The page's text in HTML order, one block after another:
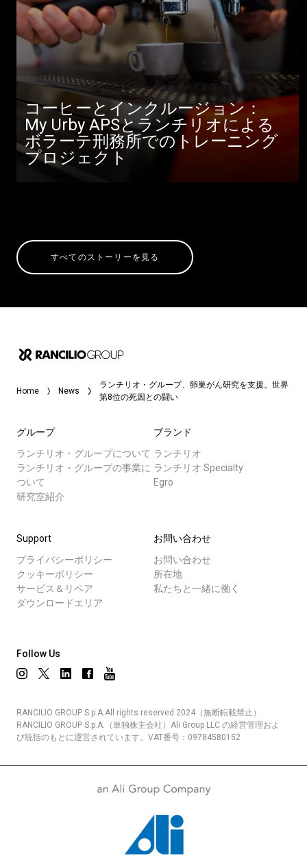
コーヒーとインクルージョン：
My Urby APSとランチリオによる
ボラーテ刑務所でのトレーニング
プロジェクト
すべてのストーリーを見る
Home News
ランチリオ・グループ、卵巣がん研究を支援。世界
第8位の死因との闘い
グループ
ランチリオ・グループについて
ランチリオ・グループの事業に
ついて
研究室紹介
ブランド
ランチリオ
ランチリオ Specialty
Egro
Support
プライバシーポリシー
クッキーポリシー
サービス＆リペア
ダウンロードエリア
お問い合わせ
お問い合わせ
所在地
私たちと一緒に働く
Follow Us
RANCILIO GROUP S.p.A.All rights reserved 2024（無断転載禁止）
RANCILIO GROUP S.p.A.（単独株主会社）Ali Group LLC の経営管理およ
び統括のもとに運営されています。VAT番号：09784580152